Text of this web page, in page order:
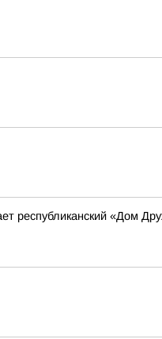
республиканский «Дом